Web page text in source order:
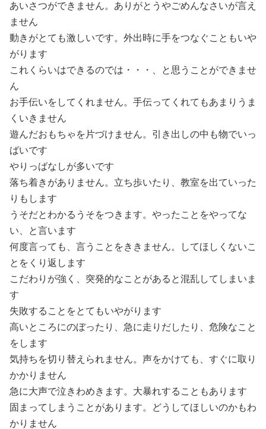
あいさつができません。ありがとうやごめんなさいが言え
ません
動きがとても激しいです。外出時に手をつなぐこともいや
がります
これくらいはできるのでは・・・、と思うことができませ
ん
お手伝いをしてくれません。手伝ってくれてもあまりうま
くいきません
遊んだおもちゃを片づけません。引き出しの中も物でいっ
ばいです
やりっばなしが多いです
落ち着きがありません。立ち歩いたり、教室を出ていった
りもします
うそだとわかるうそをつきます。やったことをやってな
い、と言います
何度言っても、言うことをききません。してほしくないこ
とをくり返します
こだわりが強く、突発的なことがあると混乱してしまいま
す
失敗することをとてもいやがります
高いところにのぼったり、急に走りだしたり、危険なこと
をします
気持ちを切り替えられません。声をかけても、すぐに取り
かかりません
急に大声で泣きわめきます。大暴れすることもあります
固まってしまうことがあります。どうしてほしいのかもわ
かりません